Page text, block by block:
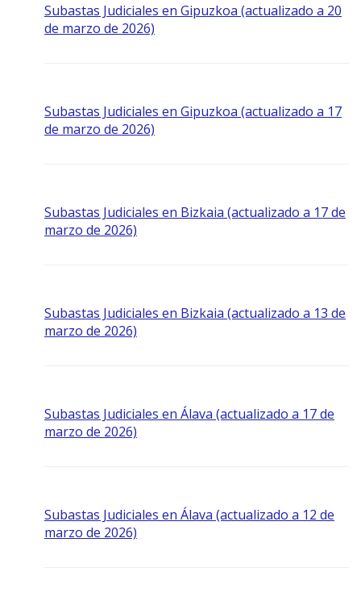
Subastas Judiciales en Gipuzkoa (actualizado a 20
de marzo de 2026)
Subastas Judiciales en Gipuzkoa (actualizado a 17
de marzo de 2026)
Subastas Judiciales en Bizkaia (actualizado a 17 de
marzo de 2026)
Subastas Judiciales en Bizkaia (actualizado a 13 de
marzo de 2026)
Subastas Judiciales en Álava (actualizado a 17 de
marzo de 2026)
Subastas Judiciales en Álava (actualizado a 12 de
marzo de 2026)